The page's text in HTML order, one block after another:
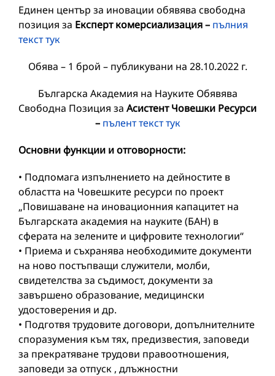
Единен център за иновации обявява свободна
позиция за Експерт комерсиализация – пълния
текст тук
Обява – 1 брой – публикувани на 28.10.2022 г.
Българска Академия на Науките Обявява
Свободна Позиция за Асистент Човешки Ресурси
– пълент текст тук
Основни функции и отговорности:
• Подпомага изпълнението на дейностите в
областта на Човешките ресурси по проект
„Повишаване на иновационния капацитет на
Българската академия на науките (БАН) в
сферата на зелените и цифровите технологии“
• Приема и съхранява необходимите документи
на ново постъпващи служители, молби,
свидетелства за съдимост, документи за
завършено образование, медицински
удостоверения и др.
• Подготвя трудовите договори, допълнителните
споразумения към тях, предизвестия, заповеди
за прекратяване трудови правоотношения,
заповеди за отпуск , длъжностни